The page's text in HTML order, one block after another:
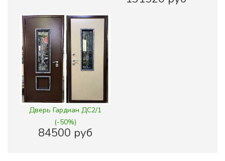
Дверь Гардиан ДС2/1
(-50%)
84500 руб